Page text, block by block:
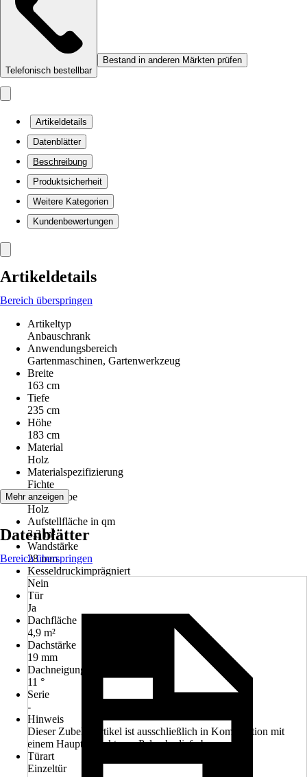
Telefonisch bestellbar
Bestand in anderen Märkten prüfen
Artikeldetails
Datenblätter
Beschreibung
Produktsicherheit
Weitere Kategorien
Kundenbewertungen
Artikeldetails
Bereich überspringen
Artikeltyp
Anbauschrank
Anwendungsbereich
Gartenmaschinen, Gartenwerkzeug
Breite
163 cm
Tiefe
235 cm
Höhe
183 cm
Material
Holz
Materialspezifizierung
Fichte
Grundfarbe
Holz
Aufstellfläche in qm
3,3 m²
Wandstärke
28 mm
Kesseldruckimprägniert
Nein
Tür
Ja
Dachfläche
4,9 m²
Dachstärke
19 mm
Dachneigung
11 °
Serie
-
Hinweis
Dieser Zubehörartikel ist ausschließlich in Kombination mit
einem Hauptprodukt von Palmako lieferbar.
Türart
Einzeltür
Mehr anzeigen
Datenblätter
Bereich überspringen